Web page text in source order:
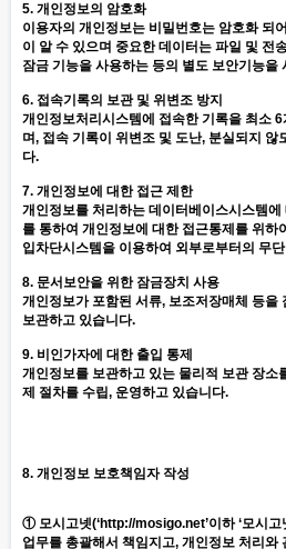
5. 개인정보의 암호화
이용자의 개인정보는 비밀번호는 암호화 되
이 알 수 있으며 중요한 데이터는 파일 및 전
잠금 기능을 사용하는 등의 별도 보안기능을
6. 접속기록의 보관 및 위변조 방지
개인정보처리시스템에 접속한 기록을 최소
며, 접속 기록이 위변조 및 도난, 분실되지 않
다.
7. 개인정보에 대한 접근 제한
개인정보를 처리하는 데이터베이스시스템
를 통하여 개인정보에 대한 접근통제를 위하
입차단시스템을 이용하여 외부로부터의 무
8. 문서보안을 위한 잠금장치 사용
개인정보가 포함된 서류, 보조저장매체 등을
보관하고 있습니다.
9. 비인가자에 대한 출입 통제
개인정보를 보관하고 있는 물리적 보관 장소
제 절차를 수립, 운영하고 있습니다.
8. 개인정보 보호책임자 작성
① 모시고넷(‘http://mosigo.net’이하 ‘모시
업무를 총괄해서 책임지고, 개인정보 처리와